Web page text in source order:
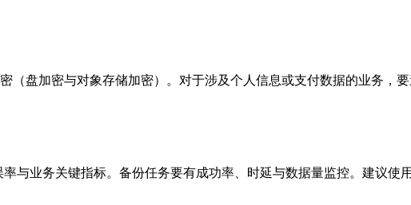
（盘加密与对象存储加密）。对于涉及个人信息或支付数据的业务，
与业务关键指标。备份任务要有成功率、时延与数据量监控。建议